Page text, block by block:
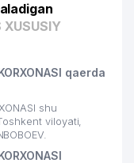
452 м
463 м
XUSUSIY
qaerda
shu
viloyati,